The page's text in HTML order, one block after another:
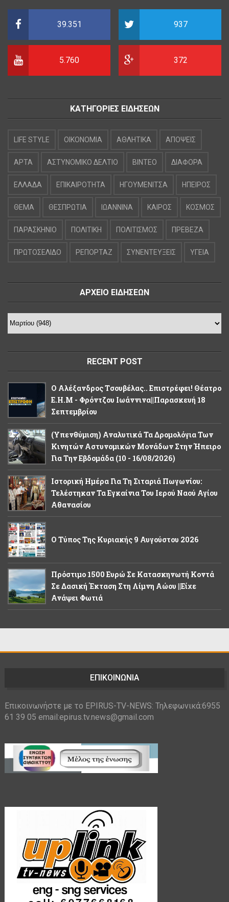
39.351 937
5.760 372
ΚΑΤΗΓΟΡΙΕΣ ΕΙΔΗΣΕΩΝ
LIFE STYLE OIKONOMIA ΑΘΛΗΤΙΚΑ ΑΠΟΨΕΙΣ
ΑΡΤΑ ΑΣΤΥΝΟΜΙΚΟ ΔΕΛΤΙΟ ΒΙΝΤΕΟ ΔΙΑΦΟΡΑ
ΕΛΛΑΔΑ ΕΠΙΚΑΙΡΟΤΗΤΑ ΗΓΟΥΜΕΝΙΤΣΑ ΗΠΕΙΡΟΣ
ΘΕΜΑ ΘΕΣΠΡΩΤΙΑ ΙΩΑΝΝΙΝΑ ΚΑΙΡΟΣ ΚΟΣΜΟΣ
ΠΑΡΑΣΚΗΝΙΟ ΠΟΛΙΤΙΚΗ ΠΟΛΙΤΙΣΜΟΣ ΠΡΕΒΕΖΑ
ΠΡΩΤΟΣΕΛΙΔΟ ΡΕΠΟΡΤΑΖ ΣΥΝΕΝΤΕΥΞΕΙΣ ΥΓΕΙΑ
ΑΡΧΕΙΟ ΕΙΔΗΣΕΩΝ
RECENT POST
Ο Αλέξανδρος Tσουβέλας.. Επιστρέφει! Θέατρο
Ε.Η.Μ - Φρόντζου Ιωάννινα||Παρασκευή 18
Σεπτεμβρίου
(Υπενθύμιση) Αναλυτικά Τα Δρομολόγια Των
Κινητών Αστυνομικών Μονάδων Στην Ήπειρο
Για Την Εβδομάδα (10 - 16/08/2026)
Ιστορική Ημέρα Για Τη Σιταριά Πωγωνίου:
Τελέστηκαν Τα Εγκαίνια Του Ιερού Ναού Αγίου
Αθανασίου
Ο Τύπος Της Κυριακής 9 Αυγούστου 2026
Πρόστιμο 1500 Ευρώ Σε Κατασκηνωτή Κοντά
Σε Δασική Έκταση Στη Λίμνη Αώου ||Είχε
Ανάψει Φωτιά
ΕΠΙΚΟΙΝΩΝΙΑ
Επικοινωνήστε με το EPIRUS-TV-NEWS: Τηλεφωνικά:6955
61 39 05 email:epirus.tv.news@gmail.com